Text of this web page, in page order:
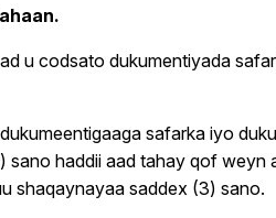
u codsato dukumentiyada
safarka iyo
haddii aad tahay qof
shaqaynayaa saddex (3) sano.